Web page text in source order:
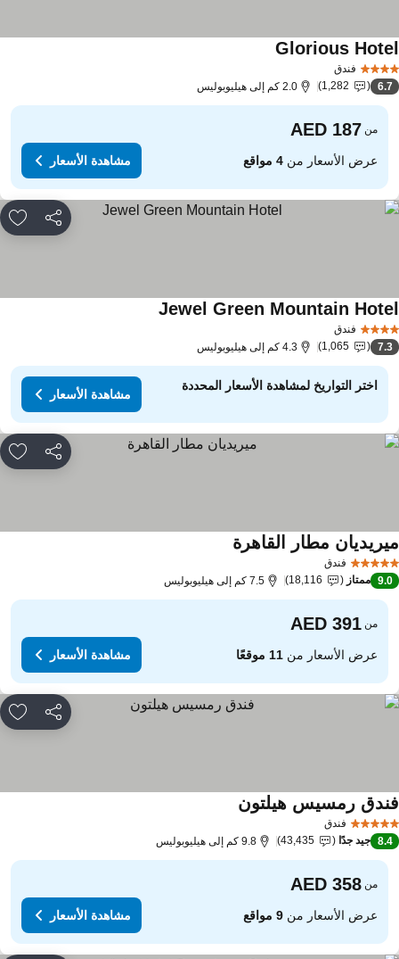
فندق
Glorious
6.7
1,282 2.0 كم إلى هيليوبوليس
من
عرض الأسعار من4 مواقع مشاهدة الأسعار
مشاركة
فندق
Jewel Green Mountain
7.3
1,065 4.3 كم إلى هيليوبوليس
اختر التواريخ لمشاهدة الأسعار المحددة
مشاهدة الأسعار
مشاركة
فندق
مطار القاهرة
9.0 ممتاز 18,116 7.5 كم إلى هيليوبوليس
من
عرض الأسعار من11 موقعًا مشاهدة الأسعار
مشاركة
فندق
رمسيس هيلتون
8.4 جيد جدًا 43,435 9.8 كم إلى هيليوبوليس
من
عرض الأسعار من9 مواقع مشاهدة الأسعار